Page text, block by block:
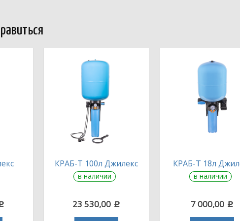
КРАБ-Т 100л Джилекс
в наличии
23 530,00 c
КРАБ-Т 18л
в наличии
7 000,00 c